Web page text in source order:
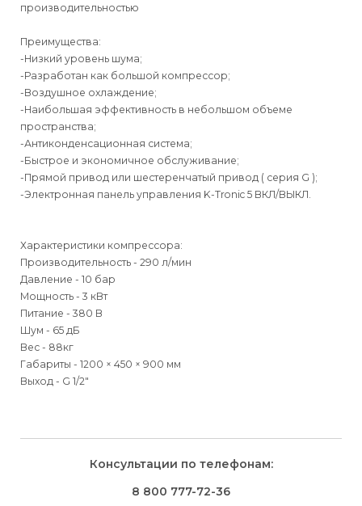
производительностью
Преимущества:
-Низкий уровень шума;
-Разработан как большой компрессор;
-Воздушное охлаждение;
-Наибольшая эффективность в небольшом объеме
пространства;
-Антиконденсационная система;
-Быстрое и экономичное обслуживание;
-Прямой привод или шестеренчатый привод ( серия G );
-Электронная панель управления K-Tronic 5 ВКЛ/ВЫКЛ.
Характеристики компрессора:
Производительность - 290 л/мин
Давление - 10 бар
Мощность - 3 кВт
Питание - 380 В
Шум - 65 дБ
Вес - 88кг
Габариты - 1200 × 450 × 900 мм
Выход - G 1/2"
Способ оплаты
лиц
Способыдоставки
Доставка осуществляется транспортными компаниями и
оплачивается покупателем при получении заказа.
лиц
Правила возврата товара, приобретённого
лиц
Консультации по телефонам:
8 800 777-72-36